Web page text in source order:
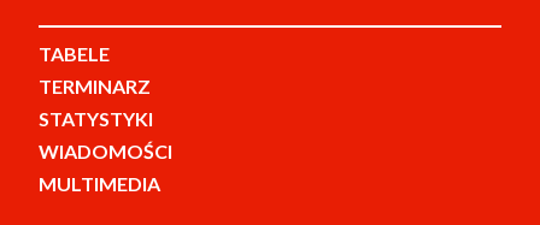
TABELE
TERMINARZ
STATYSTYKI
WIADOMOŚCI
MULTIMEDIA